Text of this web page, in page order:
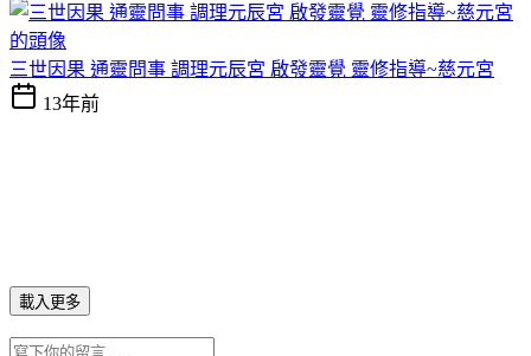
三世因果 通靈問事 調理元辰宮 啟發靈覺 靈修指導~慈元宮
13年前
載入更多